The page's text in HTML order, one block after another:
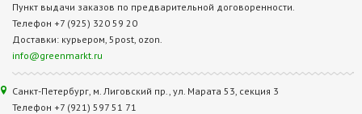
Пункт выдачи заказов по предварительной договоренности.
Телефон +7 (925) 320 59 20
Доставки: курьером, 5post, ozon.
info@greenmarkt.ru
Санкт-Петербург, м. Лиговский пр., ул. Марата 53, секция 3
Телефон +7 (921) 597 51 71